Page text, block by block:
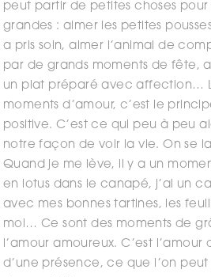
peut partir de petites choses pour
grandes : aimer les petites
a pris soin, aimer l’animal de
par de grands moments de fête,
un plat préparé avec affection…
moments d’amour, c’est le
positive. C’est ce qui peu à peu
notre façon de voir la vie. On se
Quand je me lève, il y a un
en lotus dans le canapé, j’ai un
avec mes bonnes tartines, les
moi… Ce sont des moments de
l’amour amoureux. C’est l’amour
d’une présence, ce que l’on